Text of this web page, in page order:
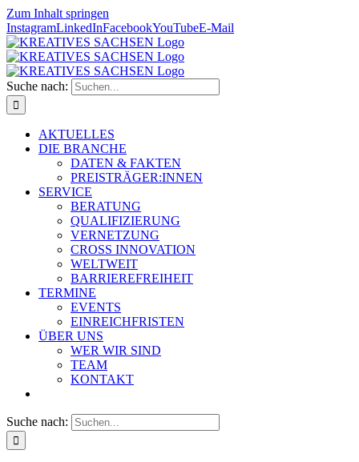
Zum Inhalt springen
InstagramLinkedInFacebookYouTubeE-Mail
Suche nach:
AKTUELLES
DIE BRANCHE
DATEN & FAKTEN
PREISTRÄGER:INNEN
SERVICE
BERATUNG
QUALIFIZIERUNG
VERNETZUNG
CROSS INNOVATION
WELTWEIT
BARRIEREFREIHEIT
TERMINE
EVENTS
EINREICHFRISTEN
ÜBER UNS
WER WIR SIND
TEAM
KONTAKT
Suche nach: